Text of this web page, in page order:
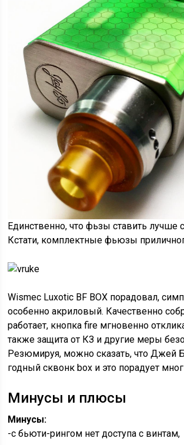
Единственно, что фьзы ставить лучше
Кстати, комплектные фьюзы
Wismec Luxotic BF BOX порадовал,
особенно акриловый. Качественно
работает, кнопка fire мгновенно
также защита от КЗ и другие меры
Резюмируя, можно сказать, что Джей
годный сквонк box и это порадует
Минусы и плюсы
Минусы:
-с бьюти-рингом нет доступа с винтам,